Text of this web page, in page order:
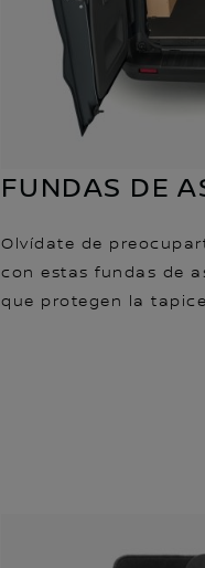
FUNDAS DE
Olvídate de
con estas fundas de
que protegen la